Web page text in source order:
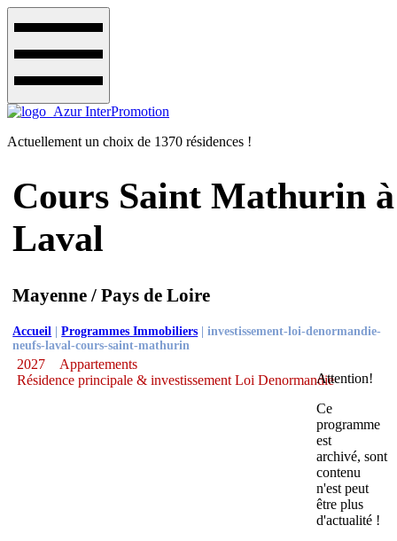
Actuellement un choix de 1370 résidences !
Cours Saint Mathurin à
Laval
Mayenne / Pays de Loire
Accueil |Programmes Immobiliers |investissement-loi-denormandie-
neufs-laval-cours-saint-mathurin
2027
Appartements
Résidence principale & investissement Loi DenormandieAttention!
Ce
programme
est
archivé, sont
contenu
n'est peut
être plus
d'actualité !